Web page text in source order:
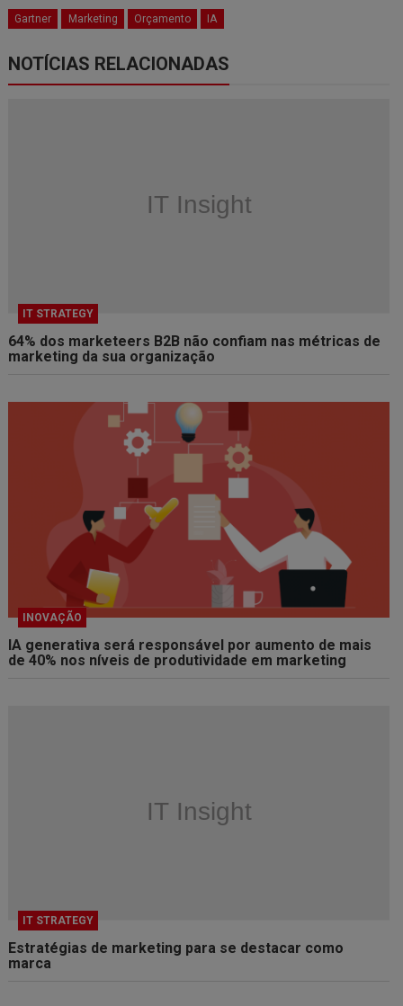
Gartner Marketing Orçamento IA
NOTÍCIAS RELACIONADAS
IT STRATEGY
64% dos marketeers B2B não confiam nas métricas de
marketing da sua organização
INOVAÇÃO
IA generativa será responsável por aumento de mais
de 40% nos níveis de produtividade em marketing
IT STRATEGY
Estratégias de marketing para se destacar como
marca